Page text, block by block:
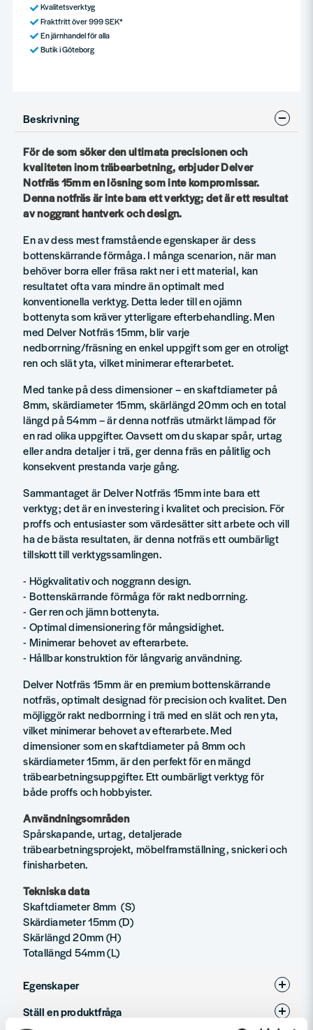
Kvalitetsverktyg
Fraktfritt över 999 SEK*
En järnhandel för alla
Butik i Göteborg
Beskrivning
För de som söker den ultimata precisionen och
kvaliteten inom träbearbetning, erbjuder Delver
Notfräs 15mm en lösning som inte kompromissar.
Denna notfräs är inte bara ett verktyg; det är ett resultat
av noggrant hantverk och design.
En av dess mest framstående egenskaper är dess
bottenskärrande förmåga. I många scenarion, när man
behöver borra eller fräsa rakt ner i ett material, kan
resultatet ofta vara mindre än optimalt med
konventionella verktyg. Detta leder till en ojämn
bottenyta som kräver ytterligare efterbehandling. Men
med Delver Notfräs 15mm, blir varje
nedborrning/fräsning en enkel uppgift som ger en otroligt
ren och slät yta, vilket minimerar efterarbetet.
Med tanke på dess dimensioner – en skaftdiameter på
8mm, skärdiameter 15mm, skärlängd 20mm och en total
längd på 54mm – är denna notfräs utmärkt lämpad för
en rad olika uppgifter. Oavsett om du skapar spår, urtag
eller andra detaljer i trä, ger denna fräs en pålitlig och
konsekvent prestanda varje gång.
Sammantaget är Delver Notfräs 15mm inte bara ett
verktyg; det är en investering i kvalitet och precision. För
proffs och entusiaster som värdesätter sitt arbete och vill
ha de bästa resultaten, är denna notfräs ett oumbärligt
tillskott till verktygssamlingen.
- Högkvalitativ och noggrann design.
- Bottenskärrande förmåga för rakt nedborrning.
- Ger ren och jämn bottenyta.
- Optimal dimensionering för mångsidighet.
- Minimerar behovet av efterarbete.
- Hållbar konstruktion för långvarig användning.
Delver Notfräs 15mm är en premium bottenskärrande
notfräs, optimalt designad för precision och kvalitet. Den
möjliggör rakt nedborrning i trä med en slät och ren yta,
vilket minimerar behovet av efterarbete. Med
dimensioner som en skaftdiameter på 8mm och
skärdiameter 15mm, är den perfekt för en mängd
träbearbetningsuppgifter. Ett oumbärligt verktyg för
både proffs och hobbyister.
Användningsområden
Spårskapande, urtag, detaljerade
träbearbetningsprojekt, möbelframställning, snickeri och
finisharbeten.
Tekniska data
Skaftdiameter 8mm (S)
Skärdiameter 15mm (D)
Skärlängd 20mm (H)
Totallängd 54mm (L)
Egenskaper
Produkttyp
Ställ en produktfråga